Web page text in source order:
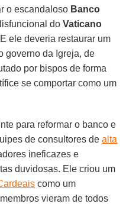
o escandaloso Banco
doVaticano
ele deveria restaurar um
governo da Igreja, de
por bispos de forma
se comportar como um
para reformar o banco e
de consultores dealta
ineficazes e
duvidosas. Ele criou um
como um
vieram de todos